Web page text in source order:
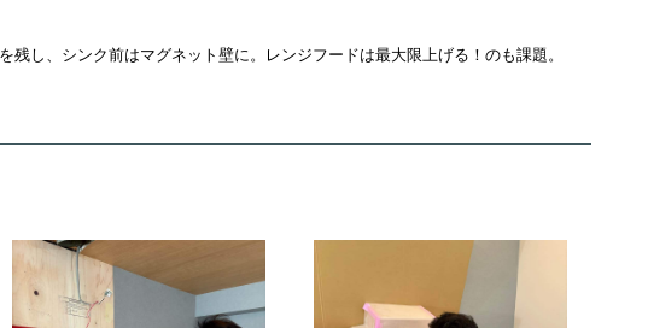
残し、シンク前はマグネット壁に。レンジフードは最大限上げる！のも課題。